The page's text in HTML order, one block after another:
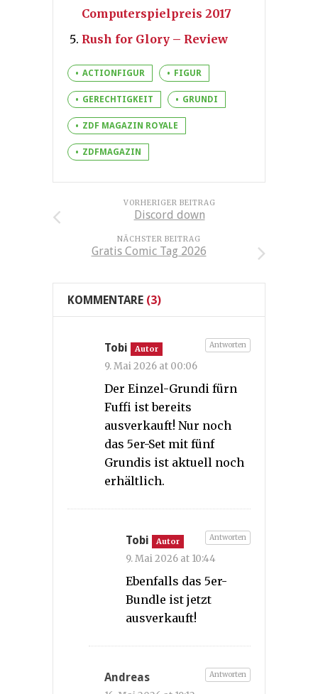
Computerspielpreis 2017
Rush for Glory – Review
ACTIONFIGUR FIGUR
GERECHTIGKEIT GRUNDI
ZDF MAGAZIN ROYALE
ZDFMAGAZIN
VORHERIGER BEITRAG
Discord down
NÄCHSTER BEITRAG
Gratis Comic Tag 2026
KOMMENTARE (3)
Tobi Autor
9. Mai 2026 at 00:06
Der Einzel-Grundi fürn
Fuffi ist bereits
ausverkauft! Nur noch
das 5er-Set mit fünf
Grundis ist aktuell noch
erhältlich.
Antworten
Tobi Autor
9. Mai 2026 at 10:44
Ebenfalls das 5er-
Bundle ist jetzt
ausverkauft!
Antworten
Andreas Antworten